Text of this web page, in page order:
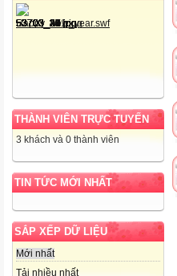
THÀNH VIÊN TRỰC TUYẾN
3 khách và 0 thành viên
TIN TỨC MỚI NHẤT
SẮP XẾP DỮ LIỆU
Mới nhất
Tải nhiều nhất